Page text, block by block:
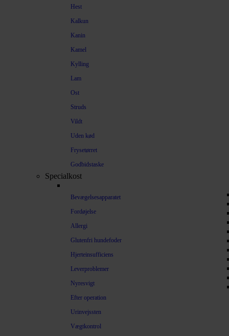
Hest
Kalkun
Kanin
Kamel
Kylling
Lam
Ost
Struds
Vildt
Uden kød
Frysetørret
Godbidstaske
Specialkost
Bevægelsesapparatet
Fordøjelse
Allergi
Glutenfri hundefoder
Hjerteinsufficiens
Leverproblemer
Nyresvigt
Efter operation
Urinvejssten
Vægtkontrol